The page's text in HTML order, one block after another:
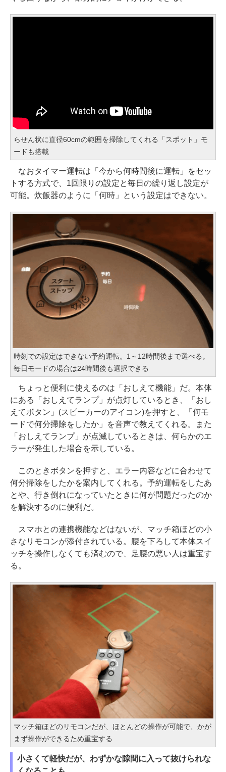
らせん状に直径60cmの範囲を掃除してくれる「スポット」モ
ードも搭載
なおタイマー運転は「今から何時間後に運転」をセッ
トする方式で、1回限りの設定と毎日の繰り返し設定が
可能。炊飯器のように「何時」という設定はできない。
時刻での設定はできない予約運転。1～12時間後まで選べる。
毎日モードの場合は24時間後も選択できる
ちょっと便利に使えるのは「おしえて機能」だ。本体
にある「おしえてランプ」が点灯しているとき、「おし
えてボタン」(スピーカーのアイコン)を押すと、「何モ
ードで何分掃除をしたか」を音声で教えてくれる。また
「おしえてランプ」が点滅しているときは、何らかのエ
ラーが発生した場合を示している。
このときボタンを押すと、エラー内容などに合わせて
何分掃除をしたかを案内してくれる。予約運転をしたあ
とや、行き倒れになっていたときに何が問題だったのか
を解決するのに便利だ。
スマホとの連携機能などはないが、マッチ箱ほどの小
さなリモコンが添付されている。腰を下ろして本体スイ
ッチを操作しなくても済むので、足腰の悪い人は重宝す
る。
マッチ箱ほどのリモコンだが、ほとんどの操作が可能で、かが
まず操作ができるため重宝する
小さくて軽快だが、わずかな隙間に入って抜けられな